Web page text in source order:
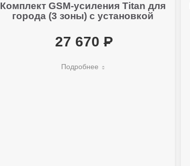
Комплект GSM-усиления Titan для
города (3 зоны) с установкой
27 670
Подробнее